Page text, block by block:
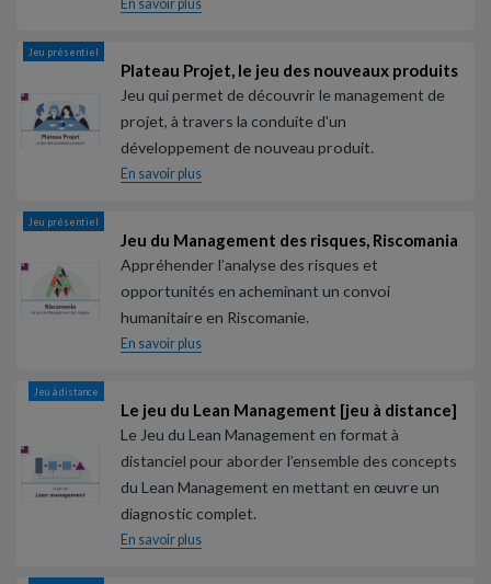
En savoir plus
Jeu présentiel
Plateau Projet, le jeu des nouveaux produits
Jeu qui permet de découvrir le management de
projet, à travers la conduite d'un
développement de nouveau produit.
En savoir plus
Jeu présentiel
Jeu du Management des risques, Riscomania
Appréhender l’analyse des risques et
opportunités en acheminant un convoi
humanitaire en Riscomanie.
En savoir plus
Jeu à distance
Le jeu du Lean Management [jeu à distance]
Le Jeu du Lean Management en format à
distanciel pour aborder l’ensemble des concepts
du Lean Management en mettant en œuvre un
diagnostic complet.
En savoir plus